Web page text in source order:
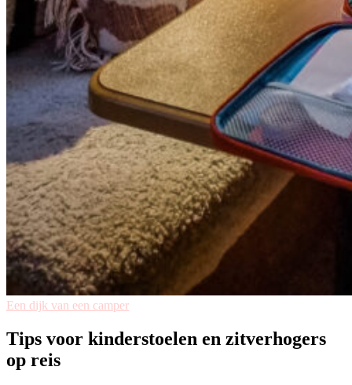
Een dijk van een camper
Tips voor kinderstoelen en zitverhogers
op reis